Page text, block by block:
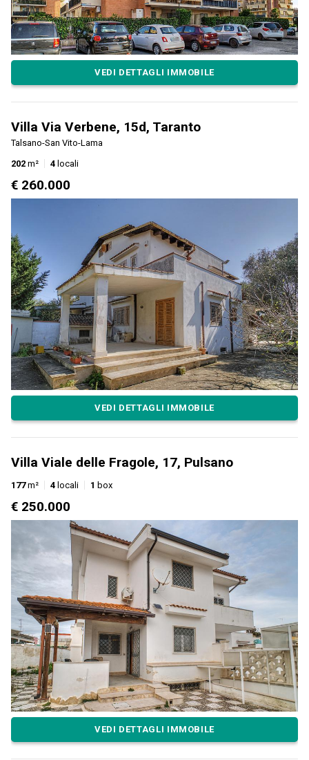
VEDI DETTAGLI IMMOBILE
Villa Via Verbene, 15d, Taranto
Talsano-San Vito-Lama
202 m² 4 locali
€ 260.000
VEDI DETTAGLI IMMOBILE
Villa Viale delle Fragole, 17, Pulsano
177m² 4 locali 1 box
€ 250.000
VEDI DETTAGLI IMMOBILE